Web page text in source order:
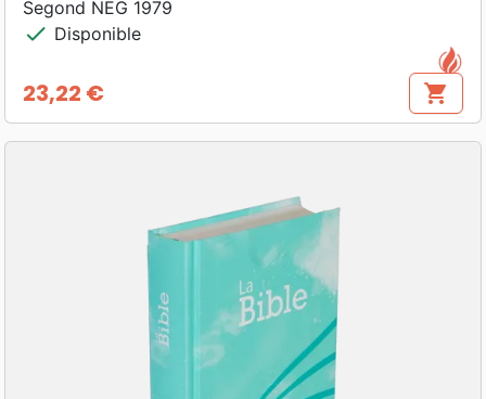
Segond NEG 1979
check Disponible
Prix
23,22 € shopping_cart